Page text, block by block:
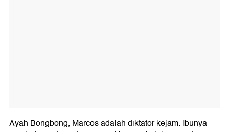
Ayah Bongbong, Marcos adalah diktator kejam. Ibunya